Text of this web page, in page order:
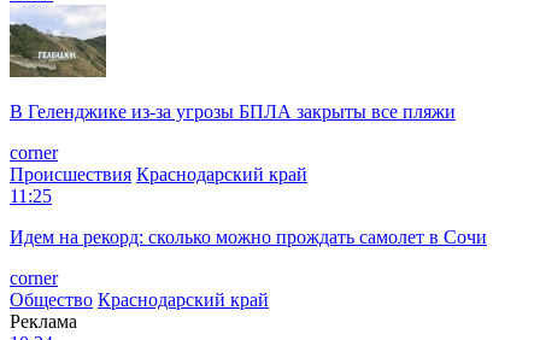
В Геленджике из-за угрозы БПЛА закрыты все пляжи
corner
Происшествия Краснодарский край
11:25
Идем на рекорд: сколько можно прождать самолет в Сочи
corner
Общество Краснодарский край
Реклама